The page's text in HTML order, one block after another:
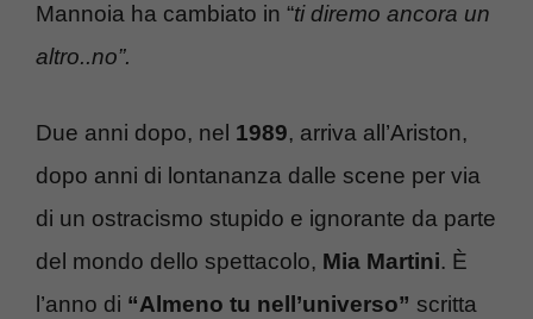
Mannoia ha cambiato in “ti diremo ancora un
altro..no”.
Due anni dopo, nel 1989, arriva all’Ariston,
dopo anni di lontananza dalle scene per via
di un ostracismo stupido e ignorante da parte
del mondo dello spettacolo, Mia Martini. È
l’anno di “Almeno tu nell’universo” scritta